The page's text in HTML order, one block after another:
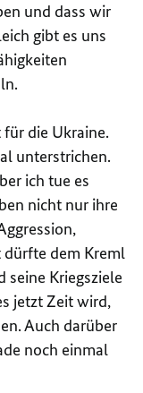
und dass wir
gibt es uns
die Ukraine.
unterstrichen.
ich tue es
nicht nur ihre
dürfte dem Kreml
seine Kriegsziele
jetzt Zeit wird,
Auch darüber
noch einmal